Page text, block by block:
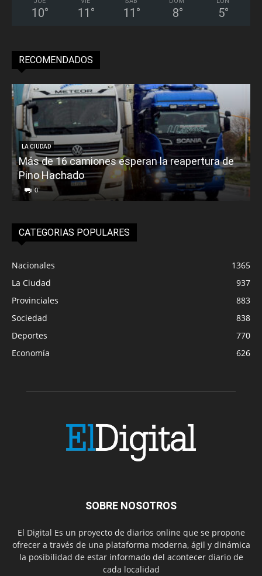
10° 11 ° 11 ° 8° 5°
RECOMENDADOS
LA CIUDAD
Más de 16 camiones esperan la reapertura de
Pino Hachado
0
CATEGORIAS POPULARES
Nacionales
1365
La Ciudad
937
Provinciales
883
Sociedad
838
Deportes
770
Economía
626
SOBRE NOSOTROS
El Digital Es un proyecto de diarios online que se propone
ofrecer a través de una plataforma moderna, ágil y dinámica
la posibilidad de estar informado del acontecer diario de
cada localidad